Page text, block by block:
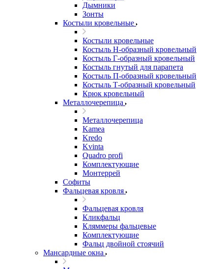
Дымники
Зонты
Костыли кровельные
Костыли кровельные
Костыль H-образный кровельный
Костыль Г-образный кровельный
Костыль гнутый для парапета
Костыль П-образный кровельный
Костыль Т-образный кровельный
Крюк кровельный
Металлочерепица
Металлочерепица
Kamea
Kredo
Kvinta
Quadro profi
Комплектующие
Монтеррей
Софиты
Фальцевая кровля
Фальцевая кровля
Кликфальц
Кляммеры фальцевые
Комплектующие
Фальц двойной стоячий
Мансардные окна